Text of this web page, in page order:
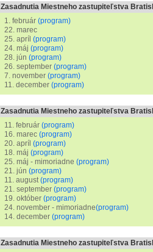
Zasadnutia Miestneho zastupiteľstva
1. február (program)
22. marec
25. apríl (program)
24. máj (program)
28. jún (program)
26. september (program)
7. november (program)
11. december (program)
Zasadnutia Miestneho zastupiteľstva
11. február (program)
16. marec (program)
20. apríl (program)
18. máj (program)
25. máj - mimoriadne (program)
21. jún (program)
11. august(program)
21. september (program)
19. október (program)
24. november - mimoriadne(program)
14. december (program)
Zasadnutia Miestneho zastupiteľstva